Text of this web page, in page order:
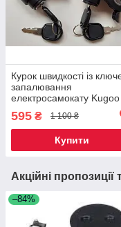
Курок швидкості із
запалювання
електросамокату Kugoo
Kirin G2 PRO/g2
max
595 ₴ 1 100 ₴
Купити
Акційні пропозиції
–84%